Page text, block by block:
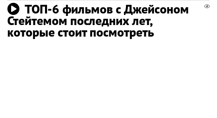
ТОП-6 фильмов с Джейсоном
Стейтемом последних лет,
которые стоит посмотреть